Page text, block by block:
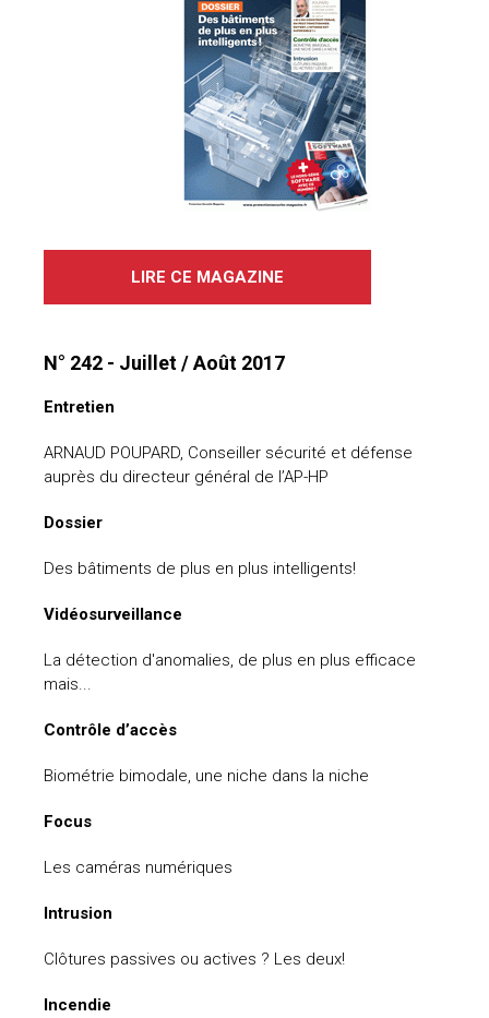
N° 242 - Juillet / Août 2017
Entretien
ARNAUD POUPARD, Conseiller sécurité et défense
auprès du directeur général de l’AP-HP
Dossier
Des bâtiments de plus en plus intelligents!
Vidéosurveillance
La détection d'anomalies, de plus en plus efficace
mais...
Contrôle d’accès
Biométrie bimodale, une niche dans la niche
Focus
Les caméras numériques
Intrusion
Clôtures passives ou actives ? Les deux!
Incendie
LIRE CE MAGAZINE